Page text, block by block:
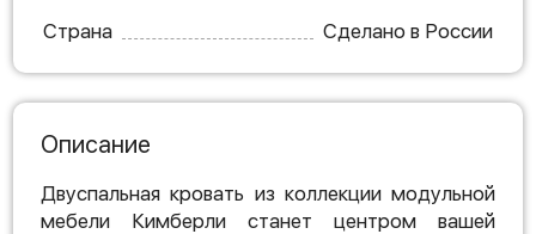
Страна
Сделано в России
Описание
Двуспальная кровать из коллекции модульной
мебели Кимберли станет центром вашей